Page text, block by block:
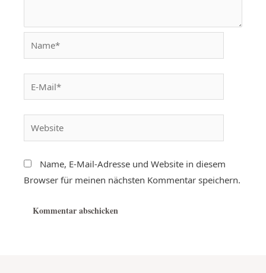
Name, E-Mail-Adresse und Website in diesem
Browser für meinen nächsten Kommentar speichern.